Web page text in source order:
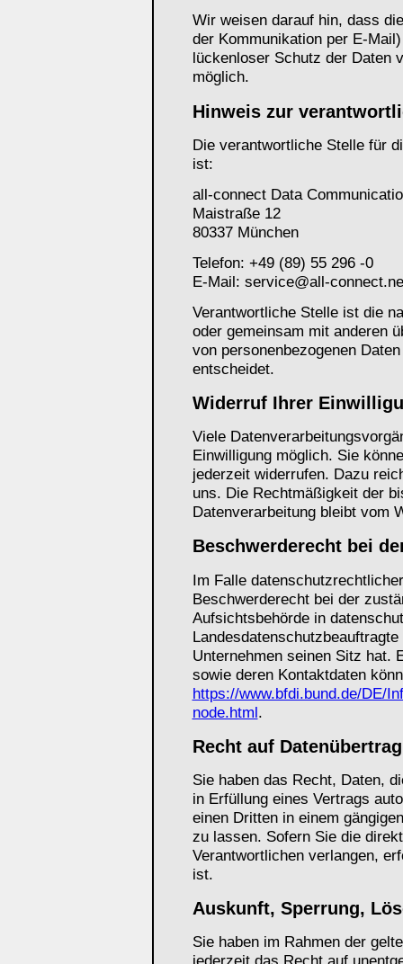
Wir weisen darauf hin, dass
der Kommunikation per E-
lückenloser Schutz der Daten
möglich.
Hinweis zur
Die verantwortliche Stelle für
ist:
all-connect Data
Maistraße 12
80337 München
Telefon: +49 (89) 55 296 -0
E-Mail: service@all-
Verantwortliche Stelle ist die
oder gemeinsam mit anderen
von personenbezogenen
entscheidet.
Widerruf Ihrer
Viele
Einwilligung möglich. Sie
jederzeit widerrufen. Dazu
uns. Die Rechtmäßigkeit der
Datenverarbeitung bleibt vom
Beschwerderecht bei
Im Falle
Beschwerderecht bei der
Aufsichtsbehörde in
Unternehmen seinen Sitz hat.
sowie deren Kontaktdaten
https://www.bfdi.bund.de/DE/
node.html.
Recht auf
Sie haben das Recht, Daten,
in Erfüllung eines Vertrags
einen Dritten in einem
zu lassen. Sofern Sie die
Verantwortlichen verlangen,
ist.
Auskunft, Sperrung,
Sie haben im Rahmen der